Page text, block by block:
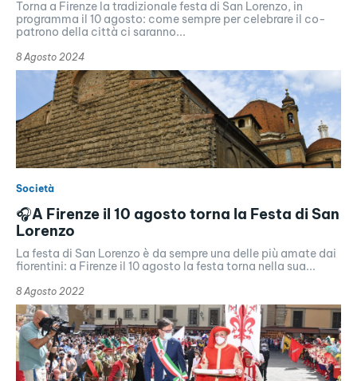
Torna a Firenze la tradizionale festa di San Lorenzo, in
programma il 10 agosto: come sempre per celebrare il co-
patrono della città ci saranno...
8 Agosto 2024
Società
🎧A Firenze il 10 agosto torna la Festa di San
Lorenzo
La festa di San Lorenzo è da sempre una delle più amate dai
fiorentini: a Firenze il 10 agosto la festa torna nella sua...
8 Agosto 2022